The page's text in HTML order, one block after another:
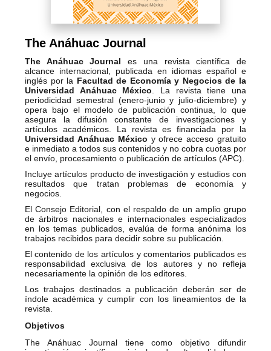
The Anáhuac Journal
The Anáhuac Journal es una revista científica de
alcance internacional, publicada en idiomas español e
inglés por la Facultad de Economía y Negocios de la
Universidad Anáhuac México. La revista tiene una
periodicidad semestral (enero-junio y julio-diciembre) y
opera bajo el modelo de publicación continua, lo que
asegura la difusión constante de investigaciones y
artículos académicos. La revista es financiada por la
Universidad Anáhuac México y ofrece acceso gratuito
e inmediato a todos sus contenidos y no cobra cuotas por
el envío, procesamiento o publicación de artículos (APC).
Incluye artículos producto de investigación y estudios con
resultados que tratan problemas de economía y
negocios.
El Consejo Editorial, con el respaldo de un amplio grupo
de árbitros nacionales e internacionales especializados
en los temas publicados, evalúa de forma anónima los
trabajos recibidos para decidir sobre su publicación.
El contenido de los artículos y comentarios publicados es
responsabilidad exclusiva de los autores y no refleja
necesariamente la opinión de los editores.
Los trabajos destinados a publicación deberán ser de
índole académica y cumplir con los lineamientos de la
revista.
Objetivos
The Anáhuac Journal tiene como objetivo difundir